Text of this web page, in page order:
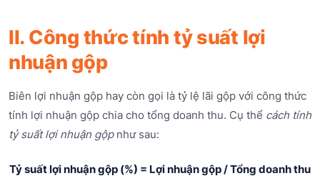
II. Công thức tính tỷ suất lợi
nhuận gộp
Biên lợi nhuận gộp hay còn gọi là tỷ lệ lãi gộp với công thức
tính lợi nhuận gộp chia cho tổng doanh thu. Cụ thể cách tính
tỷ suất lợi nhuận gộpnhư sau:
Tỷ suất lợi nhuận gộp (%) = Lợi nhuận gộp / Tổng doanh thu